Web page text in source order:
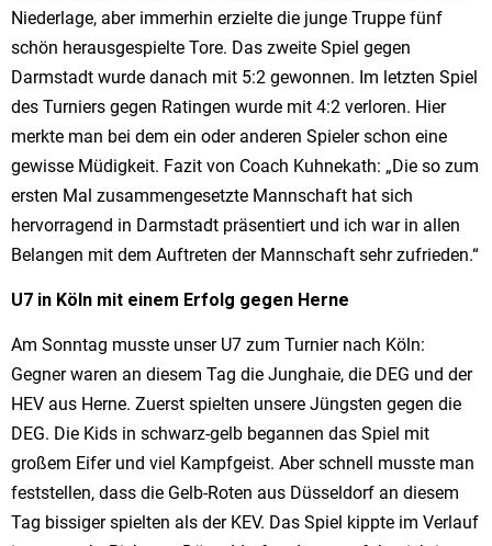
Niederlage, aber immerhin erzielte die junge Truppe fünf
schön herausgespielte Tore. Das zweite Spiel gegen
Darmstadt wurde danach mit 5:2 gewonnen. Im letzten Spiel
des Turniers gegen Ratingen wurde mit 4:2 verloren. Hier
merkte man bei dem ein oder anderen Spieler schon eine
gewisse Müdigkeit. Fazit von Coach Kuhnekath: „Die so zum
ersten Mal zusammengesetzte Mannschaft hat sich
hervorragend in Darmstadt präsentiert und ich war in allen
Belangen mit dem Auftreten der Mannschaft sehr zufrieden.“
U7 in Köln mit einem Erfolg gegen Herne
Am Sonntag musste unser U7 zum Turnier nach Köln:
Gegner waren an diesem Tag die Junghaie, die DEG und der
HEV aus Herne. Zuerst spielten unsere Jüngsten gegen die
DEG. Die Kids in schwarz-gelb begannen das Spiel mit
großem Eifer und viel Kampfgeist. Aber schnell musste man
feststellen, dass die Gelb-Roten aus Düsseldorf an diesem
Tag bissiger spielten als der KEV. Das Spiel kippte im Verlauf